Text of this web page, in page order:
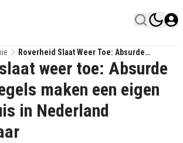
Roverheid Slaat Weer Toe: Absurde
Belastingregels Maken Een Eigen
Vakantiehuis In Nederland Onbetaalbaar
weer toe: Absurde
maken een eigen
in Nederland